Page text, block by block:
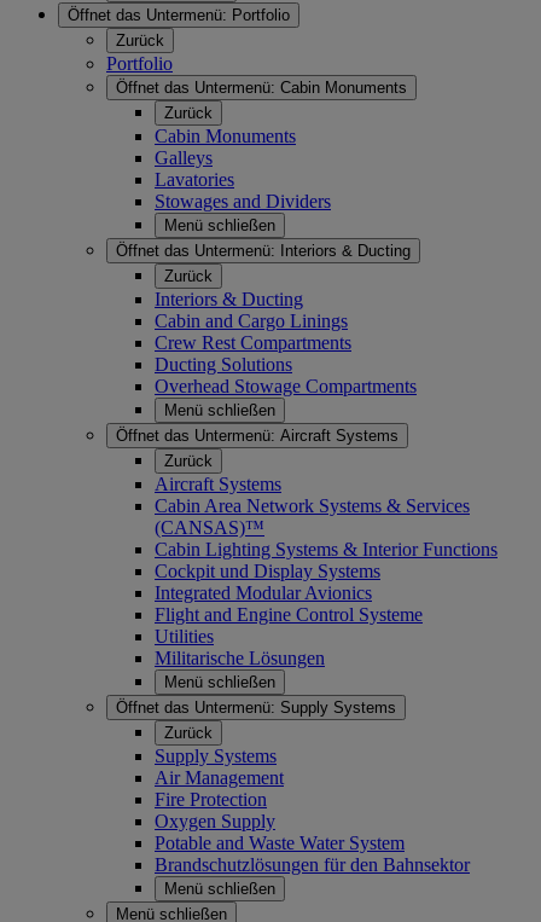
Öffnet das Untermenü: Portfolio
Zurück
Portfolio
Öffnet das Untermenü: Cabin Monuments
Zurück
Cabin Monuments
Galleys
Lavatories
Stowages and Dividers
Menü schließen
Öffnet das Untermenü:
Interiors & Ducting
Zurück
Interiors & Ducting
Cabin and Cargo Linings
Crew Rest Compartments
Ducting Solutions
Overhead Stowage Compartments
Menü schließen
Öffnet das Untermenü: Aircraft Systems
Zurück
Aircraft Systems
Cabin Area Network Systems & Services
(CANSAS)™
Cabin Lighting Systems & Interior Functions
Cockpit und Display Systems
Integrated Modular Avionics
Flight and Engine Control Systeme
Utilities
Militarische Lösungen
Menü schließen
Öffnet das Untermenü: Supply Systems
Zurück
Supply Systems
Air Management
Fire Protection
Oxygen Supply
Potable and Waste Water System
Brandschutzlösungen für den Bahnsektor
Menü schließen
Menü schließen